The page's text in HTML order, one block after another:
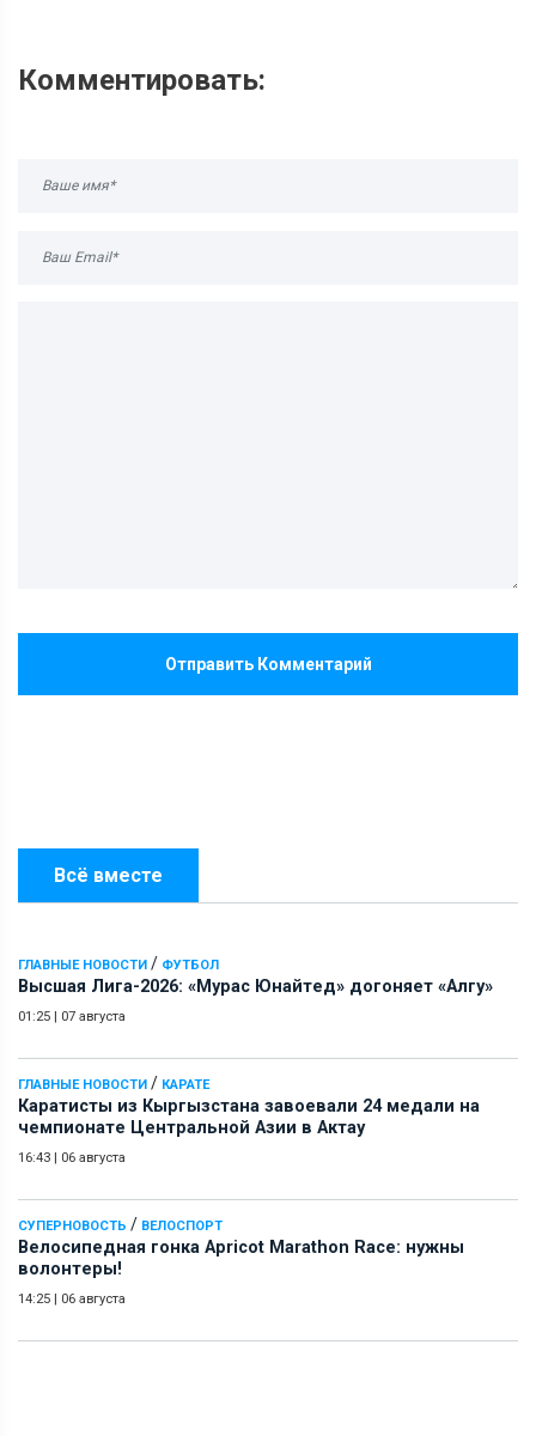
Всё вместе
ГЛАВНЫЕ НОВОСТИ / ФУТБОЛ
Высшая Лига-2026: «Мурас Юнайтед» догоняет «Алгу»
01:25 | 07 августа
ГЛАВНЫЕ НОВОСТИ / КАРАТЕ
Каратисты из Кыргызстана завоевали 24 медали на
чемпионате Центральной Азии в Актау
16:43 | 06 августа
СУПЕРНОВОСТЬ / ВЕЛОСПОРТ
Велосипедная гонка Apricot Marathon Race: нужны
волонтеры!
14:25 | 06 августа
Комментировать:
Отправить Комментарий